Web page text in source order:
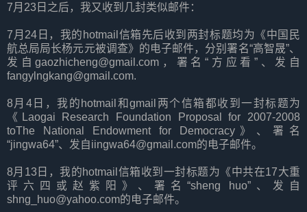
7月23日之后，我又收到几封类似邮件：
7月24日，我的hotmail信箱先后收到两封标题均为《中国民
航总局局长杨元元被调查》的电子邮件，分别署名“高智晟”、
发自gaozhicheng@gmail.com，署名“方应看”、发自
fangylngkang@gmail.com.
8月4日，我的hotmail和gmail两个信箱都收到一封标题为
《Laogai Research Foundation Proposal for 2007-2008
toThe National Endowment for Democracy》、署名
“jingwa64”、发自iingwa64@gmail.com的电子邮件。
8月13日，我的hotmail信箱收到一封标题为《中共在17大重
评六四或赵紫阳》、署名“sheng huo”、发自
shng_huo@yahoo.com的电子邮件。